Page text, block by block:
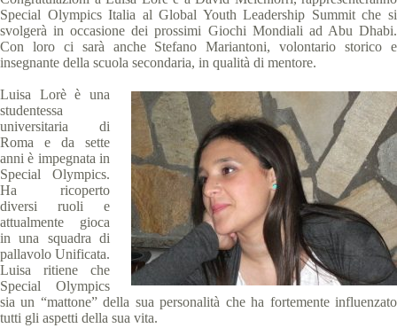
Special Olympics Italia al Global Youth Leadership Summit che si
svolgerà in occasione dei prossimi Giochi Mondiali ad Abu Dhabi.
Con loro ci sarà anche Stefano Mariantoni, volontario storico e
insegnante della scuola secondaria, in qualità di mentore.
Luisa Lorè è una
studentessa
universitaria di
Roma e da sette
anni è impegnata in
Special Olympics.
Ha ricoperto
diversi ruoli e
attualmente gioca
in una squadra di
pallavolo Unificata.
Luisa ritiene che
Special Olympics
sia un “mattone” della sua personalità che ha fortemente influenzato
tutti gli aspetti della sua vita.